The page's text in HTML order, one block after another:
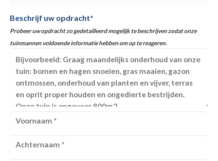
Beschrijf uw opdracht*
Probeer uw opdracht zo gedetailleerd mogelijk te beschrijven zodat onze
tuinmannen voldoende informatie hebben om op te reageren.